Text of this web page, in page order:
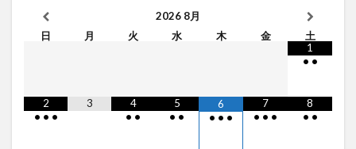
2026 8月
日
月 火 水 木 金
土
1
• •
2
• • •
3
4
• •
5
• •
6
• • •
7
• • •
8
• •